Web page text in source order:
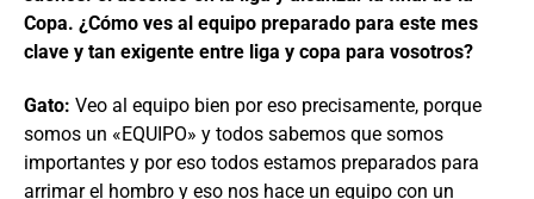
Copa. ¿Cómo ves al equipo preparado para este mes
clave y tan exigente entre liga y copa para vosotros?
Gato: Veo al equipo bien por eso precisamente, porque
somos un «EQUIPO» y todos sabemos que somos
importantes y por eso todos estamos preparados para
arrimar el hombro y eso nos hace un equipo con un